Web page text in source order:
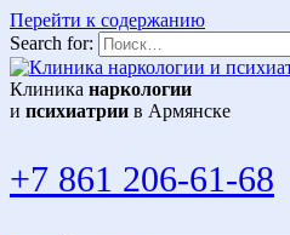
Перейти к содержанию
Search for:
Клиника наркологии
и психиатрии в Армянске
+7 861 206-61-68